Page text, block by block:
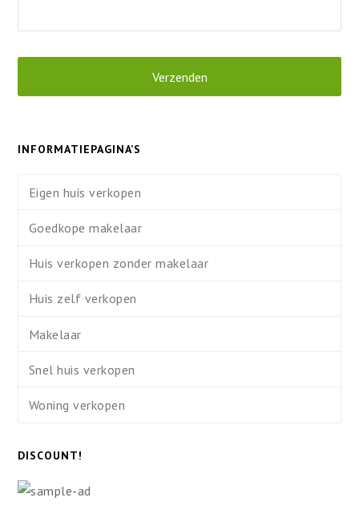
INFORMATIEPAGINA’S
Eigen huis verkopen
Goedkope makelaar
Huis verkopen zonder makelaar
Huis zelf verkopen
Makelaar
Snel huis verkopen
Woning verkopen
DISCOUNT!